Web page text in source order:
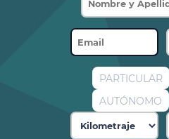
PARTICULAR
AUTÓNOMO